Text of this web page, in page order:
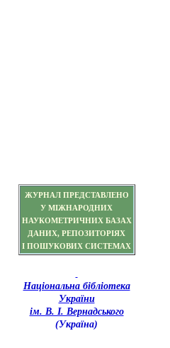
ЖУРНАЛ ПРЕДСТАВЛЕНО
У МІЖНАРОДНИХ
НАУКОМЕТРИЧНИХ БАЗАХ
ДАНИХ, РЕПОЗИТОРІЯХ
І ПОШУКОВИХ СИСТЕМАХ
Національна бібліотека
України
ім. В. І. Вернадського
(Україна)